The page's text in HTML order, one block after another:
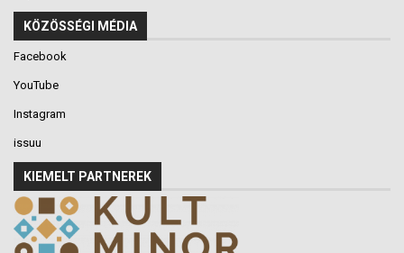
KÖZÖSSÉGI MÉDIA
Facebook
YouTube
Instagram
issuu
KIEMELT PARTNEREK